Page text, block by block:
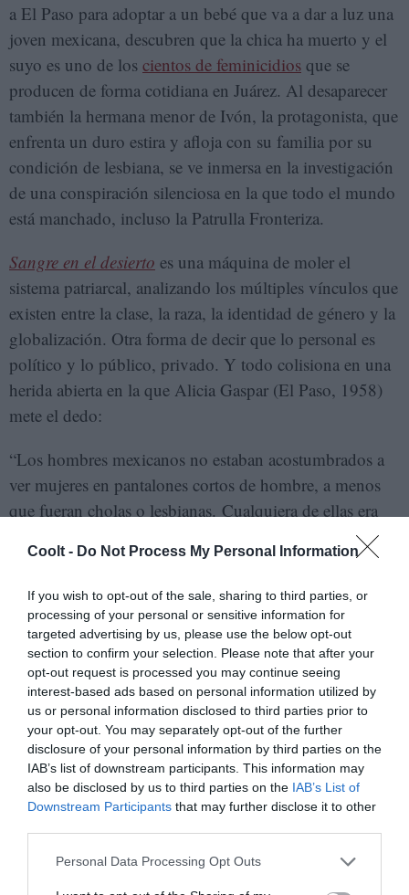
Coolt - Do Not Process My Personal Information
If you wish to opt-out of the sale, sharing to third parties, or
processing of your personal or sensitive information for
targeted advertising by us, please use the below opt-out
section to confirm your selection. Please note that after your
opt-out request is processed you may continue seeing
interest-based ads based on personal information utilized by
us or personal information disclosed to third parties prior to
your opt-out. You may separately opt-out of the further
disclosure of your personal information by third parties on the
IAB’s list of downstream participants. This information may
also be disclosed by us to third parties on the IAB’s List of
Downstream Participants that may further disclose it to other
Personal Data Processing Opt Outs
a El Paso para adoptar a un bebé que va a dar a luz una
joven mexicana, descubren que la chica ha muerto y el
suyo es uno de los cientos de feminicidios que se
producen de forma cotidiana en Juárez. Al desaparecer
también la hermana menor de Ivón, la protagonista, que
enfrenta un duro estira y afloja con su familia por su
condición de lesbiana, se ve inmersa en la investigación
de una conspiración silenciosa en la que todo el mundo
está manchado, incluso la Patrulla Fronteriza.
Sangre en el desierto es una máquina de moler el
sistema patriarcal, analizando los múltiples vínculos que
existen entre la clase, la raza, la identidad de género y la
globalización. Otra forma de decir que lo personal es
político y lo público, privado. Y todo colisiona en una
herida abierta en la que Alicia Gaspar (El Paso, 1958)
mete el dedo:
“Los hombres mexicanos no estaban acostumbrados a
ver mujeres en pantalones cortos de hombre, a menos
que fueran cholas o lesbianas. Cualquiera de ellas era
una mala noticia en Juárez. En lo que respecta a los
mexicanos, significaban lo mismo: traidoras. Como
americanas americanizadas y mimadas por las libertades
y comportamientos del Primer Mundo, las cholas
traicionaban su propia cultura. Las lesbianas, aunque
eran el sueño húmedo de todo macho —para
voyeurismo o para conquistar— por supuesto,
traicionaban no sólo su cultura, sino su género, sus
familias y su religión”.
* * * *
Al norte del Río Bravo